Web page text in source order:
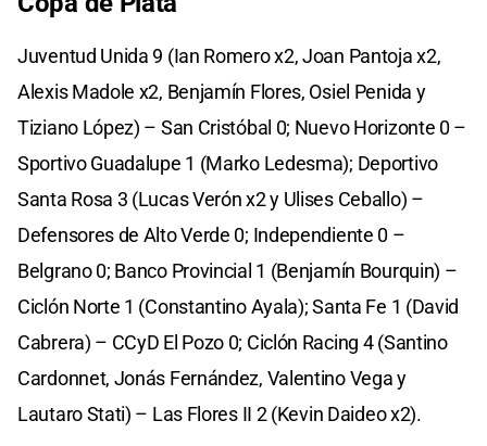
Juventud Unida 9 (Ian Romero x2, Joan Pantoja x2,
Alexis Madole x2, Benjamín Flores, Osiel Penida y
Tiziano López) – San Cristóbal 0; Nuevo Horizonte 0 –
Sportivo Guadalupe 1 (Marko Ledesma); Deportivo
Santa Rosa 3 (Lucas Verón x2 y Ulises Ceballo) –
Defensores de Alto Verde 0; Independiente 0 –
Belgrano 0; Banco Provincial 1 (Benjamín Bourquin) –
Ciclón Norte 1 (Constantino Ayala); Santa Fe 1 (David
Cabrera) – CCyD El Pozo 0; Ciclón Racing 4 (Santino
Cardonnet, Jonás Fernández, Valentino Vega y
Lautaro Stati) – Las Flores II 2 (Kevin Daideo x2).